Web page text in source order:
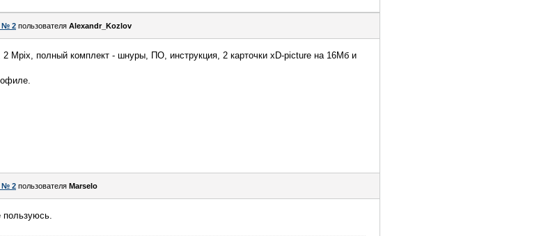
№ 2 пользователя Alexandr_Kozlov
Mpix, полный комплект - шнуры, ПО, инструкция, 2 карточки xD-picture на 16Мб и
№ 2 пользователя Marselo
пользуюсь.